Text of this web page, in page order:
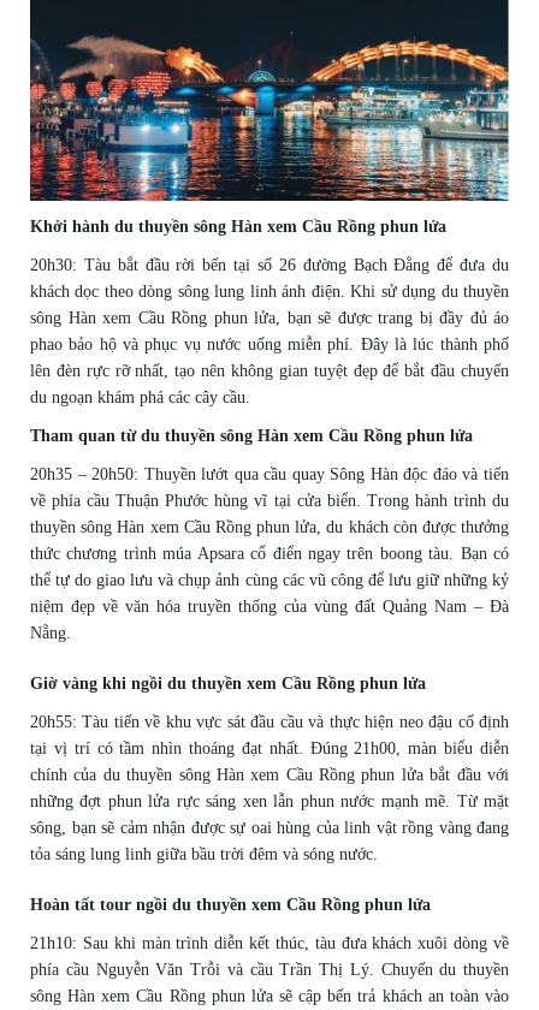
Khởi hành du thuyền sông Hàn xem Cầu Rồng phun lửa
20h30: Tàu bắt đầu rời bến tại số 26 đường Bạch Đằng để đưa du
khách dọc theo dòng sông lung linh ánh điện. Khi sử dụng du thuyền
sông Hàn xem Cầu Rồng phun lửa, bạn sẽ được trang bị đầy đủ áo
phao bảo hộ và phục vụ nước uống miễn phí. Đây là lúc thành phố
lên đèn rực rỡ nhất, tạo nên không gian tuyệt đẹp để bắt đầu chuyến
du ngoạn khám phá các cây cầu.
Tham quan từ du thuyền sông Hàn xem Cầu Rồng phun lửa
20h35 – 20h50: Thuyền lướt qua cầu quay Sông Hàn độc đáo và tiến
về phía cầu Thuận Phước hùng vĩ tại cửa biển. Trong hành trình du
thuyền sông Hàn xem Cầu Rồng phun lửa, du khách còn được thưởng
thức chương trình múa Apsara cổ điển ngay trên boong tàu. Bạn có
thể tự do giao lưu và chụp ảnh cùng các vũ công để lưu giữ những kỷ
niệm đẹp về văn hóa truyền thống của vùng đất Quảng Nam – Đà
Nẵng.
Giờ vàng khi ngồi du thuyền xem Cầu Rồng phun lửa
20h55: Tàu tiến về khu vực sát đầu cầu và thực hiện neo đậu cố định
tại vị trí có tầm nhìn thoáng đạt nhất. Đúng 21h00, màn biểu diễn
chính của du thuyền sông Hàn xem Cầu Rồng phun lửa bắt đầu với
những đợt phun lửa rực sáng xen lẫn phun nước mạnh mẽ. Từ mặt
sông, bạn sẽ cảm nhận được sự oai hùng của linh vật rồng vàng đang
tỏa sáng lung linh giữa bầu trời đêm và sóng nước.
Hoàn tất tour ngồi du thuyền xem Cầu Rồng phun lửa
21h10: Sau khi màn trình diễn kết thúc, tàu đưa khách xuôi dòng về
phía cầu Nguyễn Văn Trỗi và cầu Trần Thị Lý. Chuyến du thuyền
sông Hàn xem Cầu Rồng phun lửa sẽ cập bến trả khách an toàn vào